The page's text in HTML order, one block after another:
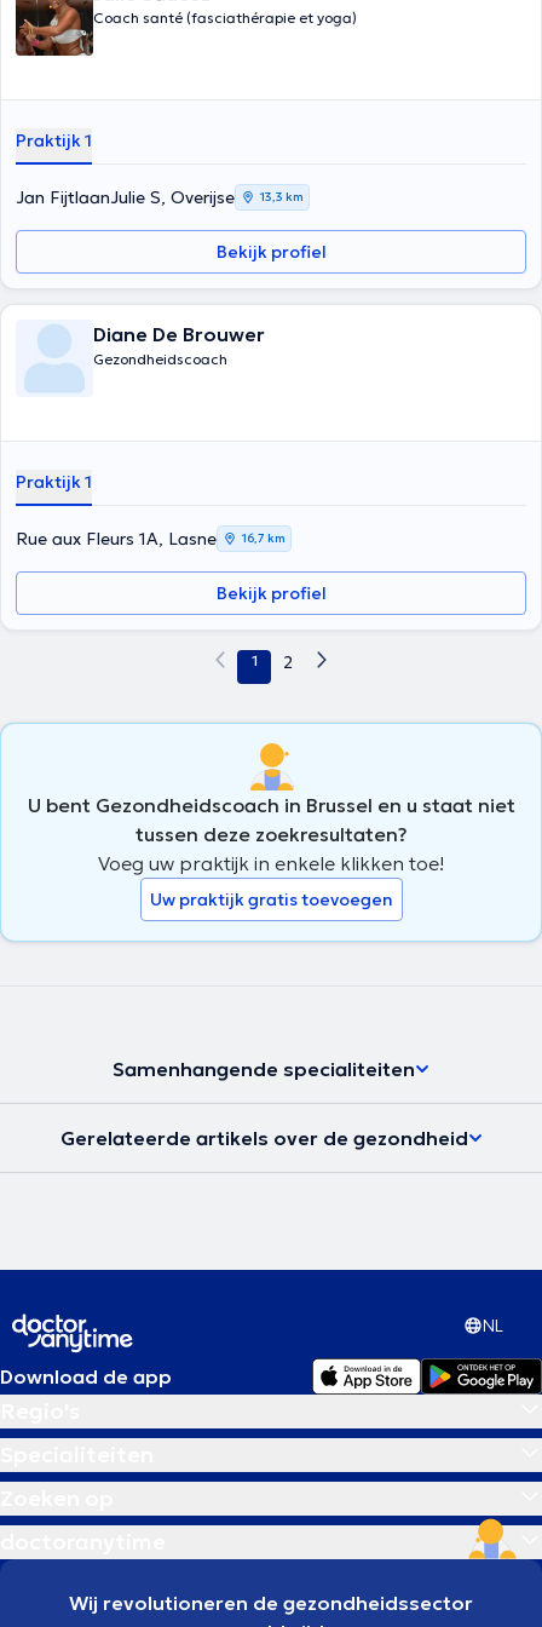
te bereiken? Of ze nu persoonlijk of professioneel zijn, want je bent
een en dezelfde. Het brengt je ertoe om jezelf de juiste vragen te
Coach santé (fasciathérapie et yoga)
Praktijk 1
Jan FijtlaanJulie S, Overijse 13,3 km
Bekijk profiel
Diane De Brouwer
Gezondheidscoach
Praktijk 1
Rue aux Fleurs 1A, Lasne 16,7 km
Bekijk profiel
1 2
U bent Gezondheidscoach in Brussel en u staat niet
tussen deze zoekresultaten?
Voeg uw praktijk in enkele klikken toe!
Uw praktijk gratis toevoegen
Samenhangende specialiteiten
Gerelateerde artikels over de gezondheid
NL
Download de app
Wij revolutioneren de gezondheidssector